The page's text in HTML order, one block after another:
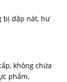
bị dập nát, hư
không chứa
phẩm.